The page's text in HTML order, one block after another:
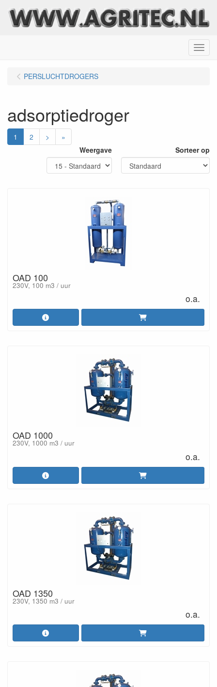
Menu
PERSLUCHTDROGERS
adsorptiedroger
1 2 >
»
Weergave
Sorteer op
OAD 100
230V, 100 m3 / uur
o.a.
OAD 1000
230V, 1000 m3 / uur
o.a.
OAD 1350
230V, 1350 m3 / uur
o.a.